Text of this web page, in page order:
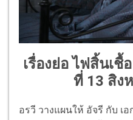
เรื่องย่อ ไฟสิ้นเชื้
ที่ 13 สิง
อรวี วางแผนให้ อัจรี กับ เ